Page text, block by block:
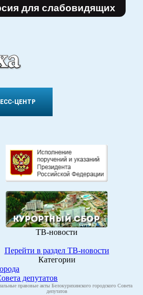
для слабовидящих
ЦЕНТР
ТВ-новости
Перейти в раздел ТВ-новости
Категории
депутатов
правовые акты Белокурихинского городского Совета
депутатов